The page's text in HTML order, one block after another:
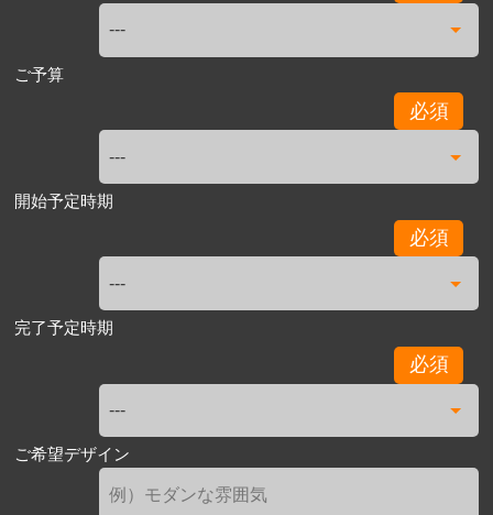
ご予算
必須
開始予定時期
必須
完了予定時期
必須
ご希望デザイン